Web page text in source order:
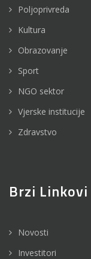
Poljoprivreda
Kultura
Obrazovanje
Sport
NGO sektor
Vjerske institucije
Zdravstvo
Brzi Linkovi
Novosti
Investitori